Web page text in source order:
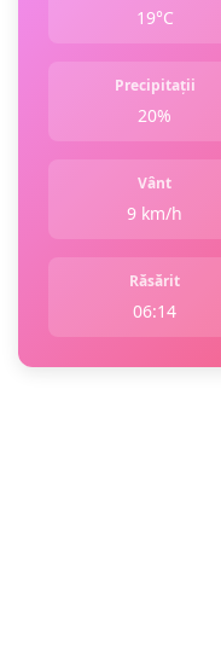
19°C
Precipitații
20%
Vânt
9 km/h
Răsărit
06:14